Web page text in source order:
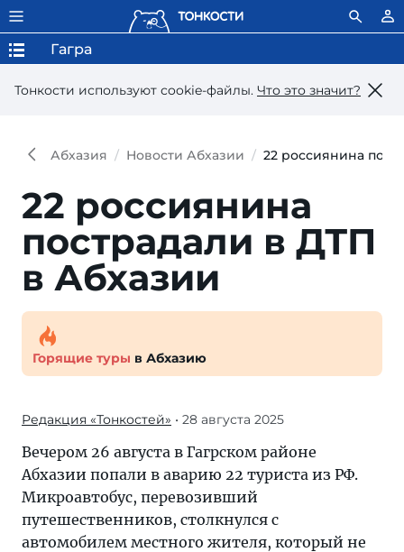
Тонкости используют сookie-файлы. Что это значит?
Гагра
Абхазия Новости Абхазии 22 россиянина
22 россиянина
пострадали в ДТП
в Абхазии
Горящие туры в Абхазию
Редакция «Тонкостей» • 28 августа 2025
Вечером 26 августа в Гагрском районе
Абхазии попали в аварию 22 туриста из РФ.
Микроавтобус, перевозивший
путешественников, столкнулся с
автомобилем местного жителя, который не